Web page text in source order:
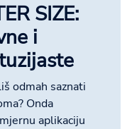
SIZE:
i
odmah saznati
Onda
aplikaciju